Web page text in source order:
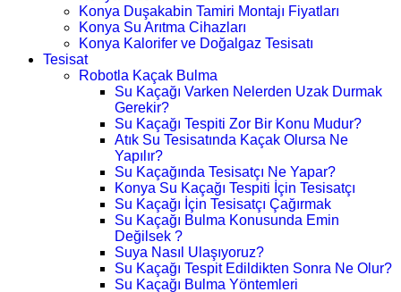
Konya Duşakabin Tamiri Montajı Fiyatları
Konya Su Arıtma Cihazları
Konya Kalorifer ve Doğalgaz Tesisatı
Tesisat
Robotla Kaçak Bulma
Su Kaçağı Varken Nelerden Uzak Durmak
Gerekir?
Su Kaçağı Tespiti Zor Bir Konu Mudur?
Atık Su Tesisatında Kaçak Olursa Ne
Yapılır?
Su Kaçağında Tesisatçı Ne Yapar?
Konya Su Kaçağı Tespiti İçin Tesisatçı
Su Kaçağı İçin Tesisatçı Çağırmak
Su Kaçağı Bulma Konusunda Emin
Değilsek ?
Suya Nasıl Ulaşıyoruz?
Su Kaçağı Tespit Edildikten Sonra Ne Olur?
Su Kaçağı Bulma Yöntemleri